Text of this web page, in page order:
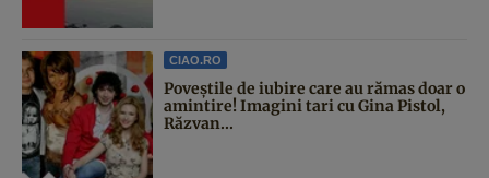
CIAO.RO
Poveştile de iubire care au rămas doar o
amintire! Imagini tari cu Gina Pistol,
Răzvan...